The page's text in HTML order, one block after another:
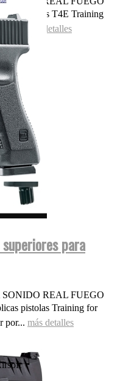
pistolas T4E Training
más detalles
para
REAL FUEGO
pistolas Training for
por... más detalles